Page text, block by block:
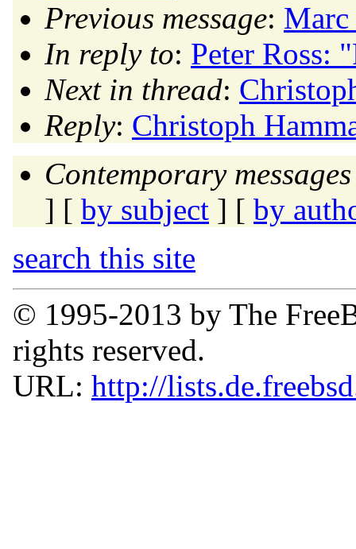
Previous message:
In reply to: Peter Ross:
Next in thread:
Reply: Christoph
Contemporary
] [ by subject ] [ by
search this site
© 1995-2013 by The
rights reserved.
URL: http://